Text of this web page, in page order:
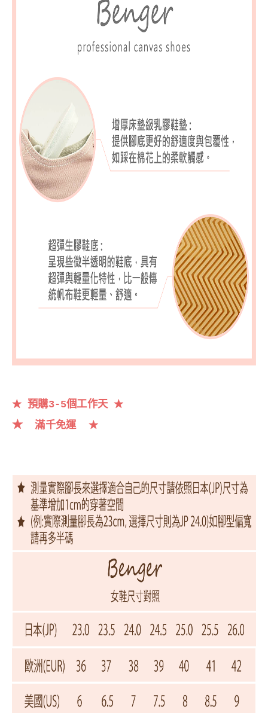
★ 預購3-5個工作天★
★ 滿千免運 ★